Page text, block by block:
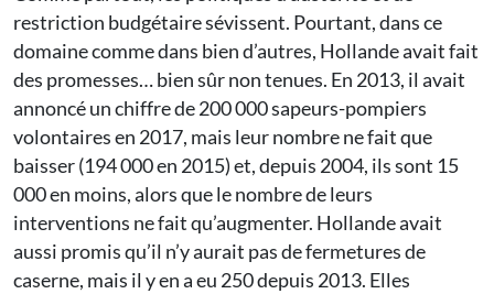
restriction budgétaire sévissent. Pourtant, dans ce
domaine comme dans bien d’autres, Hollande avait fait
des promesses… bien sûr non tenues. En 2013, il avait
annoncé un chiffre de 200 000 sapeurs-pompiers
volontaires en 2017, mais leur nombre ne fait que
baisser (194 000 en 2015) et, depuis 2004, ils sont 15
000 en moins, alors que le nombre de leurs
interventions ne fait qu’augmenter. Hollande avait
aussi promis qu’il n’y aurait pas de fermetures de
caserne, mais il y en a eu 250 depuis 2013. Elles